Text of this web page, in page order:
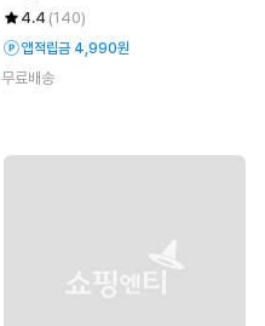
4.4 (140)
앱적립금 4,990원
무료배송